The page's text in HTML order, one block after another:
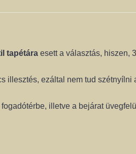
tapétára esett a választás, hiszen,
illesztés, ezáltal nem tud
illetve a bejárat